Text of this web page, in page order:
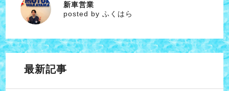
ふくはら
新車営業
posted by ふくはら
最新記事